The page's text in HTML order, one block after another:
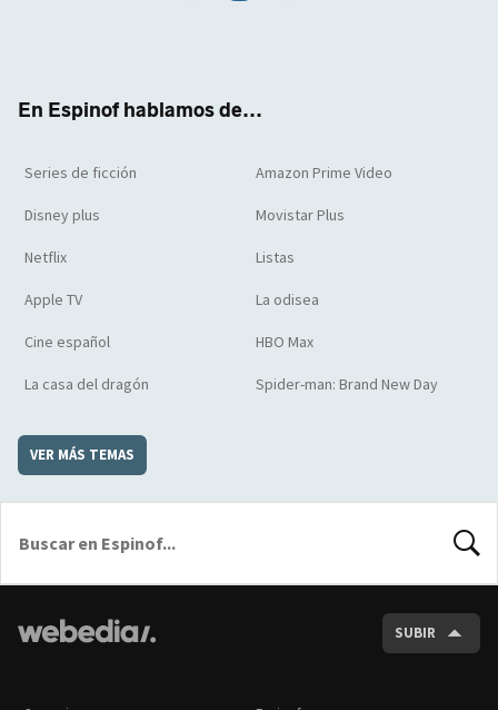
En Espinof hablamos de...
Series de ficción Amazon Prime Video
Disney plus Movistar Plus
Netflix Listas
Apple TV La odisea
Cine español HBO Max
La casa del dragón Spider-man: Brand New Day
VER MÁS TEMAS
SUBIR